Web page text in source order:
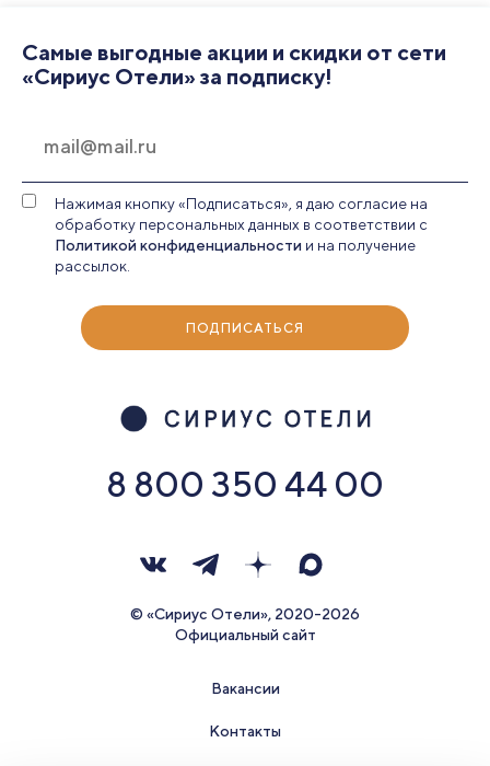
8 800 350 44 00
© «Сириус Отели», 2020-2026
Официальный сайт
Вакансии
Контакты
Самые выгодные акции и скидки от сети
«Сириус Отели» за подписку!
Нажимая кнопку «Подписаться», я даю согласие на
обработку персональных данных в соответствии с
Политикой конфиденциальности и на получение
рассылок.
ПОДПИСАТЬСЯ